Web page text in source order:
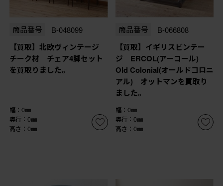
商品番号 B-048099
【買取】北欧ヴィンテージ
チーク材 チェア4脚セット
を買取りました。
幅：0㎜
奥行：0㎜
高さ：0㎜
商品番号 B-066808
【買取】イギリスビンテー
ジ ERCOL(アーコール)
Old Colonial(オールドコロニ
アル) オットマンを買取り
ました。
幅：0㎜
奥行：0㎜
高さ：0㎜